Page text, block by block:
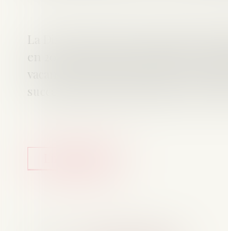
La Direction générale des Finances
en 2022 un service en ligne pour les
vacantes. Depuis cette année, ce
successions vacantes propose de